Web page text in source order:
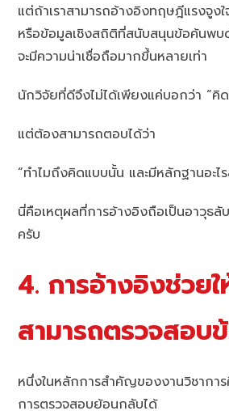
แต่ถ้าเราสามารถอ้างอิงทฤษฎีแรงจูง
หรือข้อมูลเชิงสถิติที่สนับสนุนข้อค้นพบ
จะมีความน่าเชื่อถือมากขึ้นหลายเท่า
นักวิจัยที่ดีจึงไม่ได้เพียงแค่บอกว่า “คิด
แต่ต้องสามารถตอบได้ว่า
“ทำไมถึงคิดแบบนั้น และมีหลักฐานอะไ
นี่คือเหตุผลที่การอ้างอิงถือเป็นอาวุธ
ครับ
4. การอ้างอิงช่วย
สามารถตรวจสอบ
หนึ่งในหลักการสำคัญของงานวิชาการ
การตรวจสอบย้อนกลับได้